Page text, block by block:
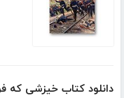
دانلود کتاب خیزشی که